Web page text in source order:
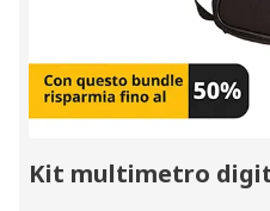
Kit multimetro